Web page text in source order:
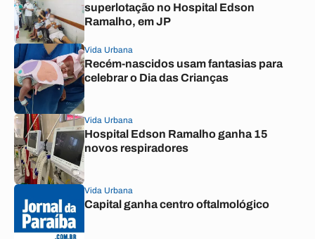
superlotação no Hospital Edson
Ramalho, em JP
Vida Urbana
Recém-nascidos usam fantasias para
celebrar o Dia das Crianças
Vida Urbana
Hospital Edson Ramalho ganha 15
novos respiradores
Vida Urbana
Capital ganha centro oftalmológico